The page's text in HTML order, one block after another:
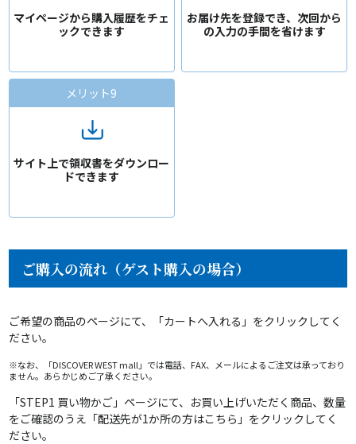
マイページから購入履歴をチェ
ックできます
お届け先を登録でき、 次回から
の入力の手間を省けます
メリット9
サイト上で領収書をダウンロー
ドできます
ご購入の流れ（ゲスト購入の場合）
ご希望の商品のページにて、「カートへ入れる」をクリックしてく
ださい。
※なお、「DISCOVER WEST mall」では電話、FAX、メールによるご注文は承っており
ません。あらかじめご了承ください。
「STEP1 買い物かご」ページにて、お買い上げいただく商品、数量
をご確認のうえ「配送先が1か所の方はこちら」をクリックしてく
ださい。